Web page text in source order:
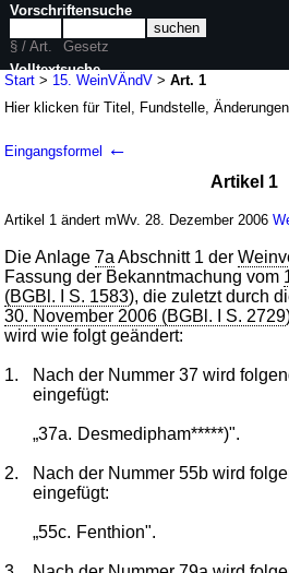
Start > 15. WeinVÄndV >Art. 1
Hier klicken fürTitel, Fundstelle, Änderungen
Änderung der
V. v. 20.12.2006BGBl. I S. 3323(Nr. 64);
Eingangsformel ←
Artikel 1
Artikel 1 ändert mWv. 28. Dezember 2006
Die Anlage7a Abschnitt 1 der
Fassung der Bekanntmachung vom
(BGBl. I S. 1583), die zuletzt durch
30. November 2006 (BGBl. I S. 2729
wird wie folgt geändert:
1.
Nach der Nummer 37 wird
eingefügt:
„37a. Desmedipham*****)".
2.
Nach der Nummer 55b wird
eingefügt:
„55c. Fenthion".
Vorschriftensuche
§ / Art.
Gesetz
Volltextsuche
nur in 15. WeinVÄndV